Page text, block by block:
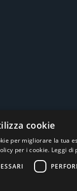
cookie
per migliorare la tua
per i cookie. Leggi di